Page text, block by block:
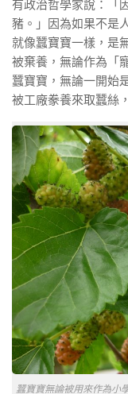
有政治哲學家說：「
豬。」因為如果不是
就像蠶寶寶一樣，是
被棄養，無論作為「
蠶寶寶，無論一開始
被工廠豢養來取蠶絲，
蠶寶寶無論被用來作為小